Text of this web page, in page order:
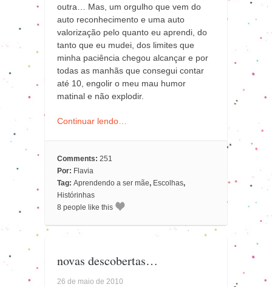
outra… Mas, um orgulho que vem do
auto reconhecimento e uma auto
valorização pelo quanto eu aprendi, do
tanto que eu mudei, dos limites que
minha paciência chegou alcançar e por
todas as manhãs que consegui contar
até 10, engolir o meu mau humor
matinal e não explodir.
Continuar lendo…
Comments: 251
Por: Flavia
Tag: Aprendendo a ser mãe, Escolhas,
Histórinhas
8 people like this
novas descobertas…
26 de maio de 2010